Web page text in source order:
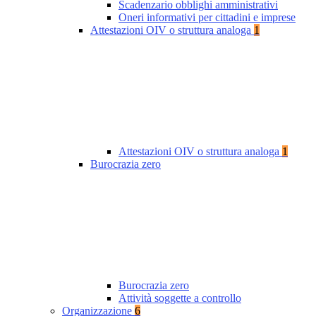
Scadenzario obblighi amministrativi
Oneri informativi per cittadini e imprese
Attestazioni OIV o struttura analoga 1
Attestazioni OIV o struttura analoga 1
Burocrazia zero
Burocrazia zero
Attività soggette a controllo
Organizzazione 6